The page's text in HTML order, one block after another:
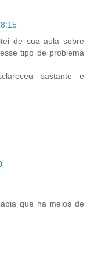
de sua aula sobre
tipo de problema
bastante e
que há meios de